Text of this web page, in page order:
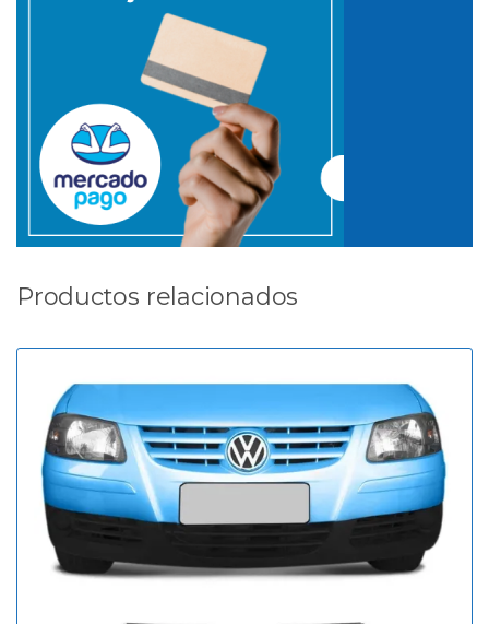
Productos relacionados